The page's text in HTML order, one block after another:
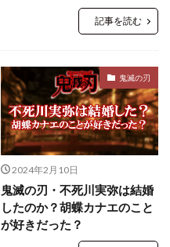
記事を読む
鬼滅の刃
2024年2月10日
鬼滅の刃・不死川実弥は結婚
したのか？胡蝶カナエのこと
が好きだった？